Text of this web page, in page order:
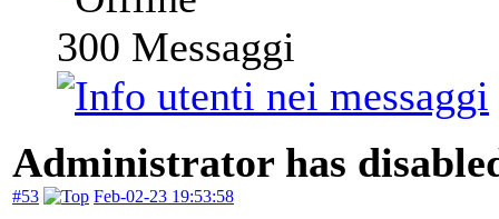
300 Messaggi
Administrator has
#53 Feb-02-23 19:53:58